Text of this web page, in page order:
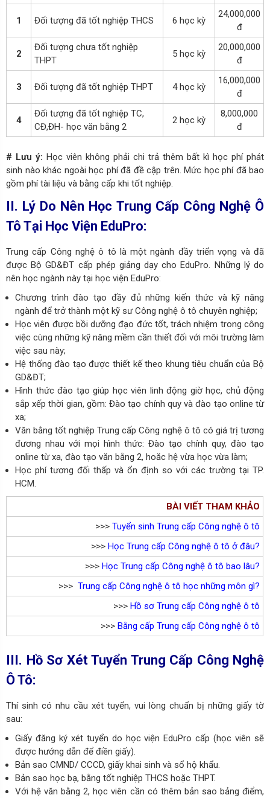
1 Đối tượng đã tốt nghiệp THCS 6 học kỳ
24,000,000
đ
2
Đối tượng chưa tốt nghiệp
THPT
5 học kỳ
20,000,000
đ
3 Đối tượng đã tốt nghiệp THPT 4 học kỳ
16,000,000
đ
4
Đối tượng đã tốt nghiệp TC,
CĐ,ĐH- học văn bằng 2
2 học kỳ
8,000,000
đ
# Lưu ý: Học viên không phải chi trả thêm bất kì học phí phát
sinh nào khác ngoài học phí đã đề cập trên. Mức học phí đã bao
gồm phí tài liệu và bằng cấp khi tốt nghiệp.
II. Lý Do Nên Học Trung Cấp Công Nghệ Ô
Tô Tại Học Viện EduPro:
Trung cấp Công nghệ ô tô là một ngành đầy triển vọng và đã
được Bộ GD&ĐT cấp phép giảng dạy cho EduPro. Những lý do
nên học ngành này tại học viện EduPro:
Chương trình đào tạo đầy đủ những kiến thức và kỹ năng
ngành để trở thành một kỹ sư Công nghệ ô tô chuyên nghiệp;
Học viên được bồi dưỡng đạo đức tốt, trách nhiệm trong công
việc cùng những kỹ năng mềm cần thiết đối với môi trường làm
việc sau này;
Hệ thống đào tạo được thiết kế theo khung tiêu chuẩn của Bộ
GD&ĐT;
Hình thức đào tạo giúp học viên linh động giờ học, chủ động
sắp xếp thời gian, gồm: Đào tạo chính quy và đào tạo online từ
xa;
Văn bằng tốt nghiệp Trung cấp Công nghệ ô tô có giá trị tương
đương nhau với mọi hình thức: Đào tạo chính quy, đào tạo
online từ xa, đào tạo văn bằng 2, hoăc hệ vừa học vừa làm;
Học phí tương đối thấp và ổn định so với các trường tại TP.
HCM.
BÀI VIẾT THAM KHẢO
>>> Tuyển sinh Trung cấp Công nghệ ô tô
>>> Học Trung cấp Công nghệ ô tô ở đâu?
>>> Học Trung cấp Công nghệ ô tô bao lâu?
>>> Trung cấp Công nghệ ô tô học những môn gì?
>>> Hồ sơ Trung cấp Công nghệ ô tô
>>> Bằng cấp Trung cấp Công nghệ ô tô
III. Hồ Sơ Xét Tuyển Trung Cấp Công Nghệ
Ô Tô:
Thí sinh có nhu cầu xét tuyển, vui lòng chuẩn bị những giấy tờ
sau:
Giấy đăng ký xét tuyển do học viện EduPro cấp (học viên sẽ
được hướng dẫn để điền giấy).
Bản sao CMND/ CCCD, giấy khai sinh và sổ hộ khẩu.
Bản sao học bạ, bằng tốt nghiệp THCS hoặc THPT.
Với hệ văn bằng 2, học viên cần có thêm bản sao bảng điểm,